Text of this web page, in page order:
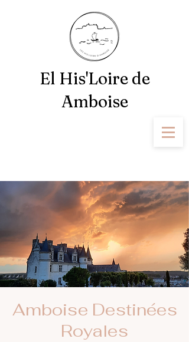
El His'Loire de
Amboise
Amboise Destinées
Royales